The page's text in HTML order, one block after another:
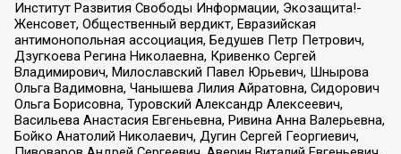
Институт Развития Свободы Информации, Экозащита!-
Женсовет, Общественный вердикт, Евразийская
антимонопольная ассоциация, Бедушев Петр Петрович,
Дзугкоева Регина Николаевна, Кривенко Сергей
Владимирович, Милославский Павел Юрьевич, Шнырова
Ольга Вадимовна, Чанышева Лилия Айратовна, Сидорович
Ольга Борисовна, Туровский Александр Алексеевич,
Васильева Анастасия Евгеньевна, Ривина Анна Валерьевна,
Бойко Анатолий Николаевич, Дугин Сергей Георгиевич,